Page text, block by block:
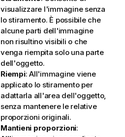
visualizzare l'immagine senza
lo stiramento. È possibile che
alcune parti dell'immagine
non risultino visibili o che
venga riempita solo una parte
dell'oggetto.
Riempi: All'immagine viene
applicato lo stiramento per
adattarla all'area dell'oggetto,
senza mantenere le relative
proporzioni originali.
Mantieni proporzioni: